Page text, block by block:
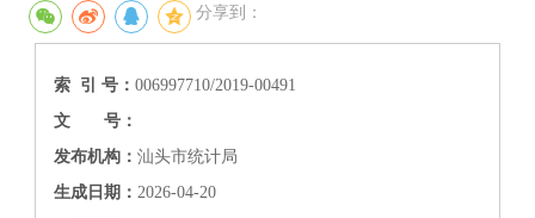
分享到：
索 引 号：006997710/2019-00491
文 号：
发布机构：汕头市统计局
生成日期：2026-04-20